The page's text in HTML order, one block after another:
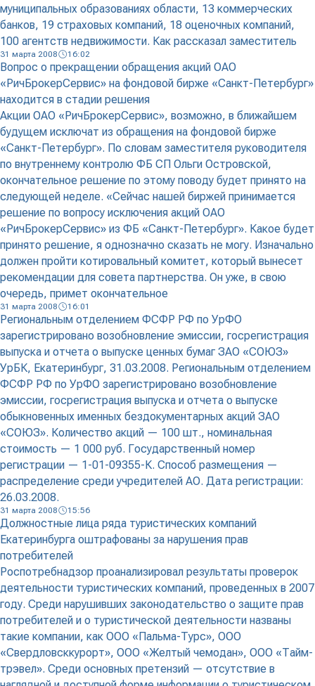
муниципальных образованиях области, 13 коммерческих
банков, 19 страховых компаний, 18 оценочных компаний,
100 агентств недвижимости. Как рассказал заместитель
31 марта 2008 16:02
Вопрос о прекращении обращения акций ОАО
«РичБрокерСервис» на фондовой бирже «Санкт-Петербург»
находится в стадии решения
Акции ОАО «РичБрокерСервис», возможно, в ближайшем
будущем исключат из обращения на фондовой бирже
«Санкт-Петербург». По словам заместителя руководителя
по внутреннему контролю ФБ СП Ольги Островской,
окончательное решение по этому поводу будет принято на
следующей неделе. «Сейчас нашей биржей принимается
решение по вопросу исключения акций ОАО
«РичБрокерСервис» из ФБ «Санкт-Петербург». Какое будет
принято решение, я однозначно сказать не могу. Изначально
должен пройти котировальный комитет, который вынесет
рекомендации для совета партнерства. Он уже, в свою
очередь, примет окончательное
31 марта 2008 16:01
Региональным отделением ФСФР РФ по УрФО
зарегистрировано возобновление эмиссии, госрегистрация
выпуска и отчета о выпуске ценных бумаг ЗАО «СОЮЗ»
УрБК, Екатеринбург, 31.03.2008. Региональным отделением
ФСФР РФ по УрФО зарегистрировано возобновление
эмиссии, госрегистрация выпуска и отчета о выпуске
обыкновенных именных бездокументарных акций ЗАО
«СОЮЗ». Количество акций — 100 шт., номинальная
стоимость — 1 000 руб. Государственный номер
регистрации — 1-01-09355-К. Способ размещения —
распределение среди учредителей АО. Дата регистрации:
26.03.2008.
31 марта 2008 15:56
Должностные лица ряда туристических компаний
Екатеринбурга оштрафованы за нарушения прав
потребителей
Роспотребнадзор проанализировал результаты проверок
деятельности туристических компаний, проведенных в 2007
году. Среди нарушивших законодательство о защите прав
потребителей и о туристической деятельности названы
такие компании, как ООО «Пальма-Турс», ООО
«Свердловсккурорт», ООО «Желтый чемодан», ООО «Тайм-
трэвел». Среди основных претензий — отсутствие в